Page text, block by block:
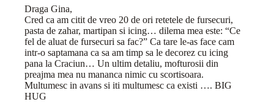
Draga Gina,
Cred ca am citit de vreo 20 de ori retetele de fursecuri,
pasta de zahar, martipan si icing… dilema mea este: “Ce
fel de aluat de fursecuri sa fac?” Ca tare le-as face cam
intr-o saptamana ca sa am timp sa le decorez cu icing
pana la Craciun… Un ultim detaliu, mofturosii din
preajma mea nu mananca nimic cu scortisoara.
Multumesc in avans si iti multumesc ca existi …. BIG
HUG